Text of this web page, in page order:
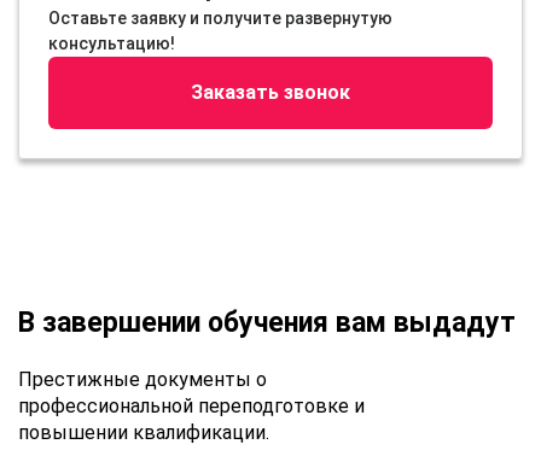
Оставьте заявку и получите развернутую
консультацию!
Заказать звонок
В завершении обучения вам выдадут
Престижные документы о
профессиональной переподготовке и
повышении квалификации.